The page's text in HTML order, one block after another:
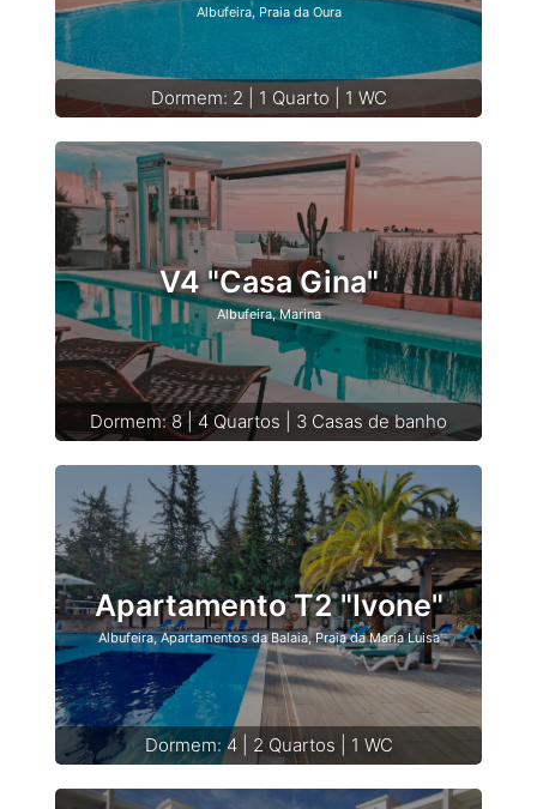
Albufeira, Praia da Oura
Dormem: 2 | 1 Quarto | 1 WC
V4 "Casa Gina"
Albufeira, Marina
Dormem: 8 | 4 Quartos | 3 Casas de banho
Apartamento T2 "Ivone"
Albufeira, Apartamentos da Balaia, Praia da Maria Luisa
Dormem: 4 | 2 Quartos | 1 WC